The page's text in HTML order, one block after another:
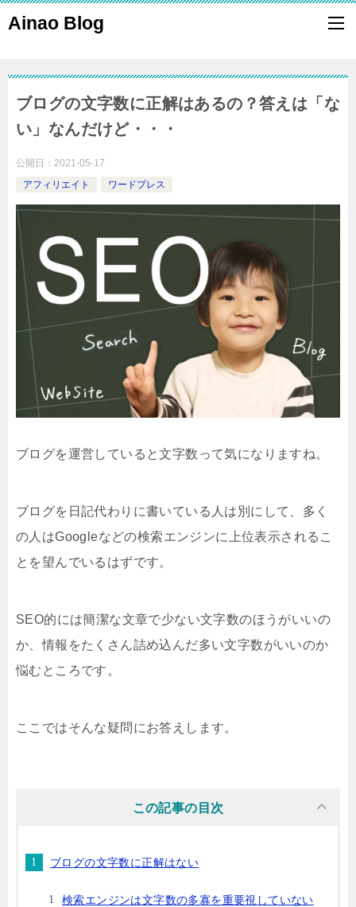
Ainao Blog
ブログの文字数に正解はあるの？答えは「な
い」なんだけど・・・
公開日： 2021-05-17
アフィリエイト
ワードプレス
ブログを運営していると文字数って気になりますね。
ブログを日記代わりに書いている人は別にして、多く
の人はGoogleなどの検索エンジンに上位表示されるこ
とを望んでいるはずです。
SEO的には簡潔な文章で少ない文字数のほうがいいの
か、情報をたくさん詰め込んだ多い文字数がいいのか
悩むところです。
ここではそんな疑問にお答えします。
この記事の目次
ブログの文字数に正解はない
検索エンジンは文字数の多寡を重要視していない